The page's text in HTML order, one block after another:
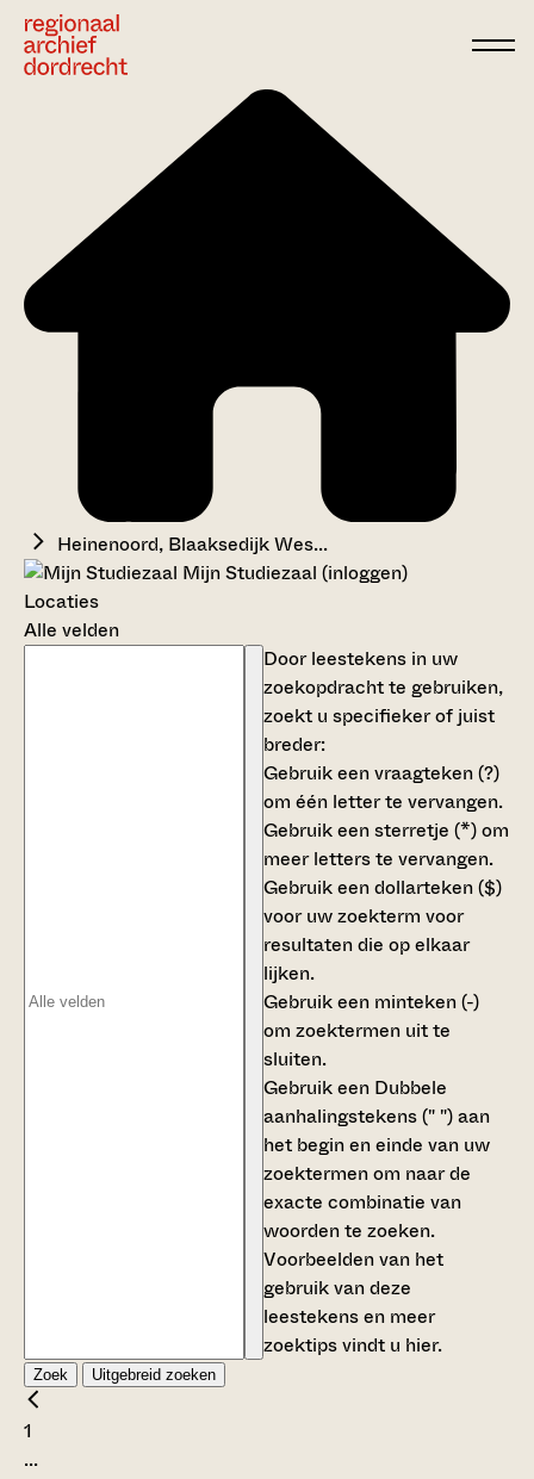
Heinenoord, Blaaksedijk Wes...
Mijn Studiezaal (inloggen)
Locaties
Alle velden
Door leestekens in uw
zoekopdracht te gebruiken,
zoekt u specifieker of juist
breder:
Gebruik eenvraagteken (?)
om één letter te vervangen.
Gebruik eensterretje (*)om
meer letters te vervangen.
Gebruik eendollarteken ($)
voor uw zoekterm voor
resultaten die op elkaar
lijken.
Gebruik een minteken (-)
om zoektermen uit te
sluiten.
Gebruik een Dubbele
aanhalingstekens (" ")aan
het begin en einde van uw
zoektermen om naar de
exacte combinatie van
woorden te zoeken.
Voorbeelden van het
gebruik van deze
leestekens en meer
zoektips vindt u hier.
Zoek Uitgebreid zoeken
1
...